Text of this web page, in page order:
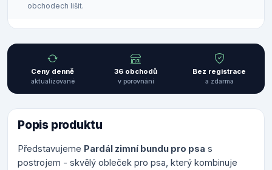
obchodech lišit.
Ceny denně
aktualizované
36 obchodů
v porovnání
Bez registrace
a zdarma
Popis produktu
Představujeme Pardál zimní bundu pro psa s
postrojem - skvělý obleček pro psa, který kombinuje